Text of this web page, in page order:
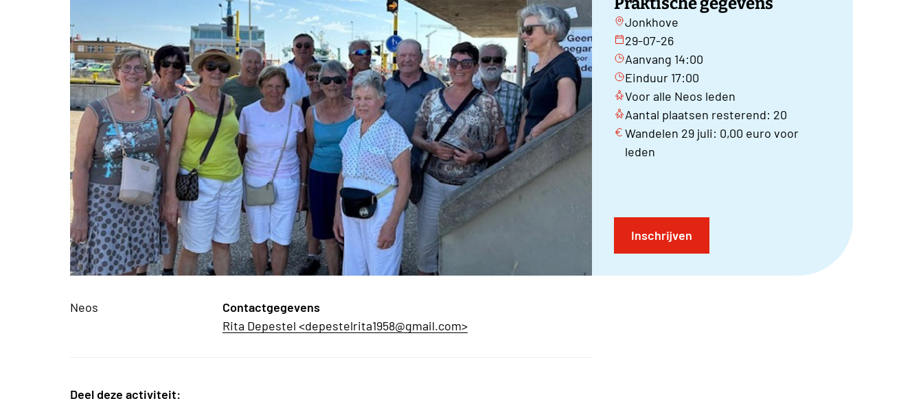
Jonkhove
29-07-26
Aanvang 14:00
Einduur 17:00
Voor alle Neos leden
Aantal plaatsen resterend: 20
Wandelen 29 juli: 0,00 euro voor
leden
Inschrijven
Neos
Contactgegevens
Rita Depestel <depestelrita1958@gmail.com>
Deel deze activiteit: